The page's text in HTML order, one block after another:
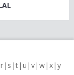
r s t u v w x y